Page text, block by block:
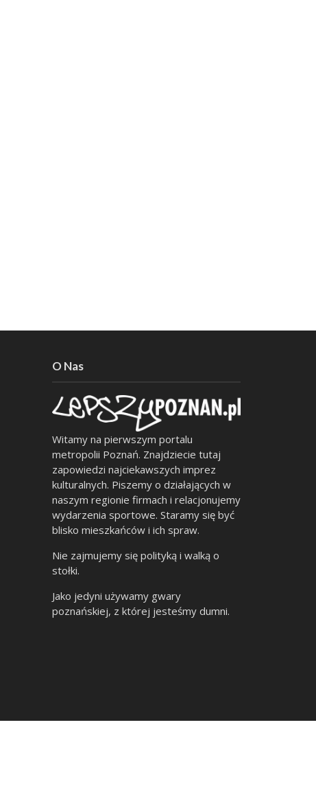
O Nas
Witamy na pierwszym portalu
metropolii Poznań. Znajdziecie tutaj
zapowiedzi najciekawszych imprez
kulturalnych. Piszemy o działających w
naszym regionie firmach i relacjonujemy
wydarzenia sportowe. Staramy się być
blisko mieszkańców i ich spraw.
Nie zajmujemy się polityką i walką o
stołki.
Jako jedyni używamy gwary
poznańskiej, z której jesteśmy dumni.